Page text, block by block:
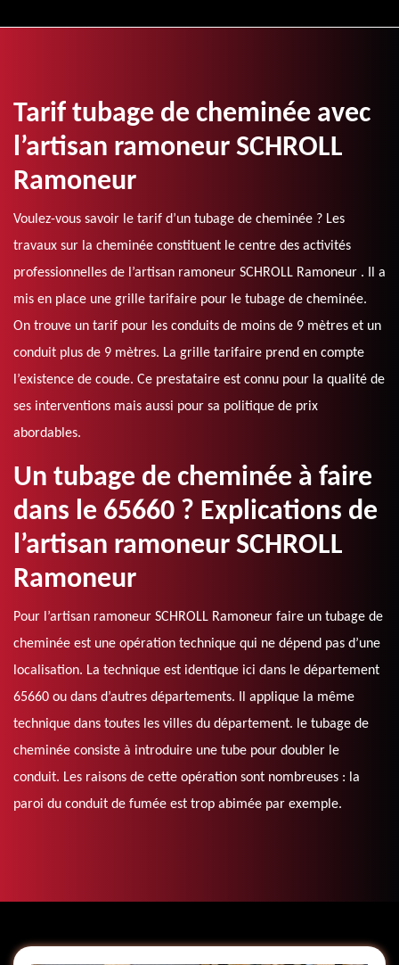
Tarif tubage de cheminée avec
l’artisan ramoneur SCHROLL
Ramoneur
Voulez-vous savoir le tarif d’un tubage de cheminée ? Les
travaux sur la cheminée constituent le centre des activités
professionnelles de l’artisan ramoneur SCHROLL Ramoneur . Il a
mis en place une grille tarifaire pour le tubage de cheminée.
On trouve un tarif pour les conduits de moins de 9 mètres et un
conduit plus de 9 mètres. La grille tarifaire prend en compte
l’existence de coude. Ce prestataire est connu pour la qualité de
ses interventions mais aussi pour sa politique de prix
abordables.
Un tubage de cheminée à faire
dans le 65660 ? Explications de
l’artisan ramoneur SCHROLL
Ramoneur
Pour l’artisan ramoneur SCHROLL Ramoneur faire un tubage de
cheminée est une opération technique qui ne dépend pas d’une
localisation. La technique est identique ici dans le département
65660 ou dans d’autres départements. Il applique la même
technique dans toutes les villes du département. le tubage de
cheminée consiste à introduire une tube pour doubler le
conduit. Les raisons de cette opération sont nombreuses : la
paroi du conduit de fumée est trop abimée par exemple.